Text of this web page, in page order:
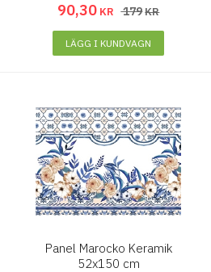
90,30 KR 179KR
LÄGG I KUNDVAGN
Panel Marocko Keramik
52x150 cm